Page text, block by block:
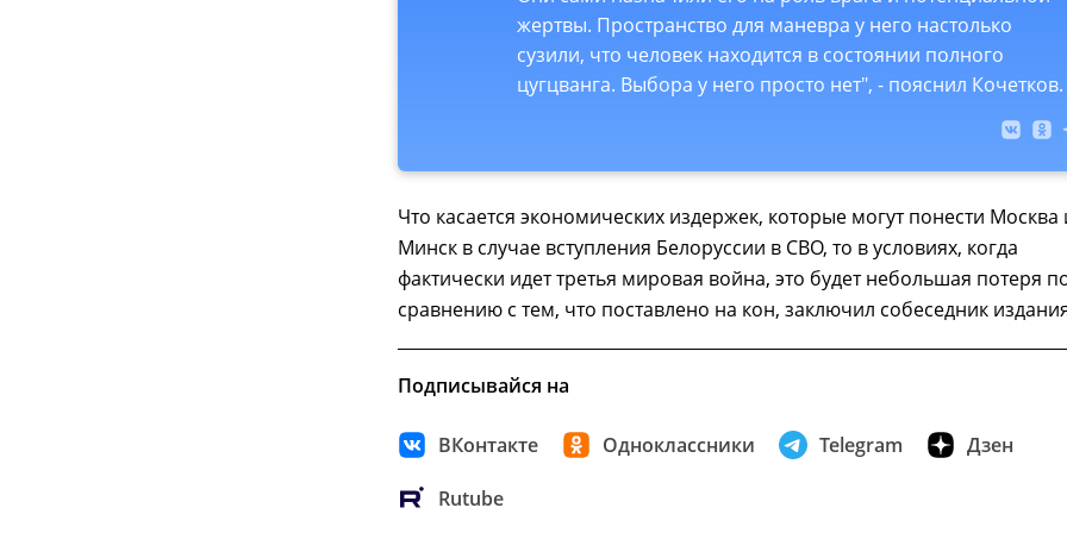
жертвы. Пространство для маневра у него настолько
сузили, что человек находится в состоянии полного
цугцванга. Выбора у него просто нет", - пояснил Кочетков.
Что касается экономических издержек, которые могут понести Москва
Минск в случае вступления Белоруссии в СВО, то в условиях, когда
фактически идет третья мировая война, это будет небольшая потеря
сравнению с тем, что поставлено на кон, заключил собеседник
Подписывайся на
ВКонтакте Одноклассники Telegram Дзен
Rutube